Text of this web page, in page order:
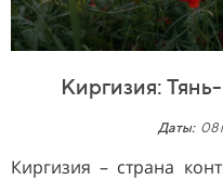
Киргизия:
Даты: 08
Киргизия – страна